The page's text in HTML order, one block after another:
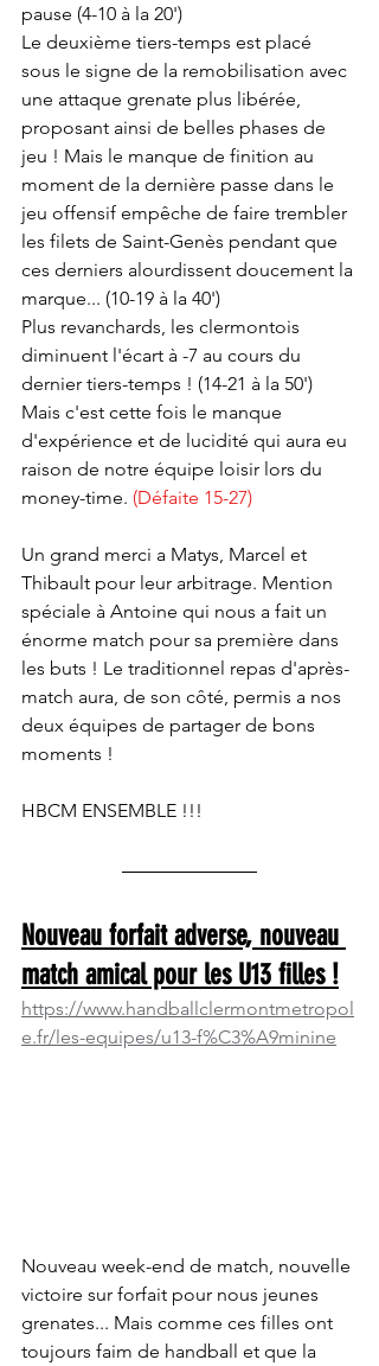
pause (4-10 à la 20')
Le deuxième tiers-temps est placé
sous le signe de la remobilisation avec
une attaque grenate plus libérée,
proposant ainsi de belles phases de
jeu ! Mais le manque de finition au
moment de la dernière passe dans le
jeu offensif empêche de faire trembler
les filets de Saint-Genès pendant que
ces derniers alourdissent doucement la
marque... (10-19 à la 40')
Plus revanchards, les clermontois
diminuent l'écart à -7 au cours du
dernier tiers-temps ! (14-21 à la 50')
Mais c'est cette fois le manque
d'expérience et de lucidité qui aura eu
raison de notre équipe loisir lors du
money-time. (Défaite 15-27)
Un grand merci a Matys, Marcel et
Thibault pour leur arbitrage. Mention
spéciale à Antoine qui nous a fait un
énorme match pour sa première dans
les buts ! Le traditionnel repas d'après-
match aura, de son côté, permis a nos
deux équipes de partager de bons
moments !
HBCM ENSEMBLE !!!
Nouveau forfait adverse, nouveau
match amical pour les U13 filles !
https://www.handballclermontmetropol
e.fr/les-equipes/u13-f%C3%A9minine
Nouveau week-end de match, nouvelle
victoire sur forfait pour nous jeunes
grenates... Mais comme ces filles ont
toujours faim de handball et que la